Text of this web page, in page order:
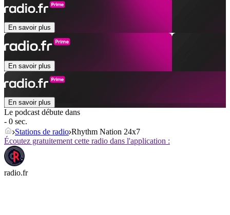
En savoir plus
En savoir plus
En savoir plus
Le podcast débute dans
- 0 sec.
Stations de radio Rhythm Nation 24x7
Écoutez gratuitement cette radio dans l'application :
radio.fr